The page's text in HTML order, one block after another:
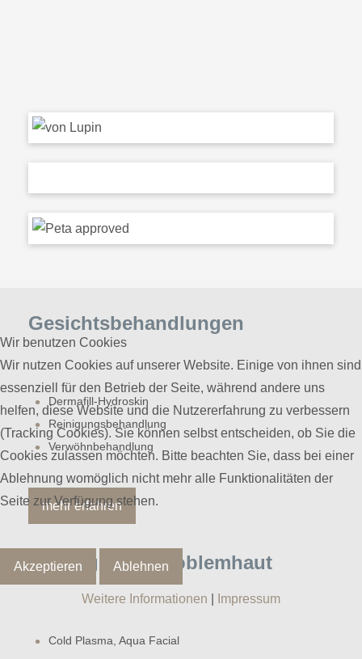
Gesichtsbehandlungen
Dermafill-Hydroskin
Reinigungsbehandlung
Verwöhnbehandlung
mehr erfahren
Anti-Aging & Problemhaut
Cold Plasma, Aqua Facial
Wir benutzen Cookies
Wir nutzen Cookies auf unserer Website. Einige von ihnen sind
essenziell für den Betrieb der Seite, während andere uns
helfen, diese Website und die Nutzererfahrung zu verbessern
(Tracking Cookies). Sie können selbst entscheiden, ob Sie die
Cookies zulassen möchten. Bitte beachten Sie, dass bei einer
Ablehnung womöglich nicht mehr alle Funktionalitäten der
Seite zur Verfügung stehen.
Akzeptieren Ablehnen
Weitere Informationen Impressum